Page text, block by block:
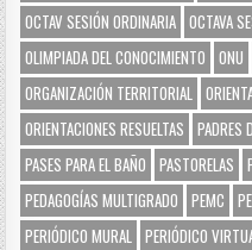
OCTAV SESIÓN ORDINARIA OCTAVA
OLIMPIADA DEL CONOCIMIENTO
ONU
ORGANIZACIÓN TERRITORIAL
ORIENTACIONES RESUELTAS
PADRES
PASES PARA EL BAÑO
PASTORELAS
PEDAGOGÍAS MULTIGRADO
PEMC
PERIÓDICO MURAL PERIÓDICO